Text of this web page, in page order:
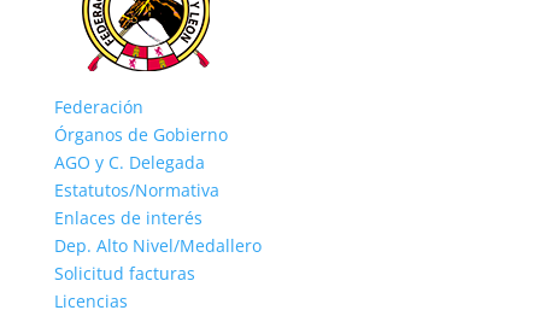
Federación
Órganos de Gobierno
AGO y C. Delegada
Estatutos/Normativa
Enlaces de interés
Dep. Alto Nivel/Medallero
Solicitud facturas
Licencias